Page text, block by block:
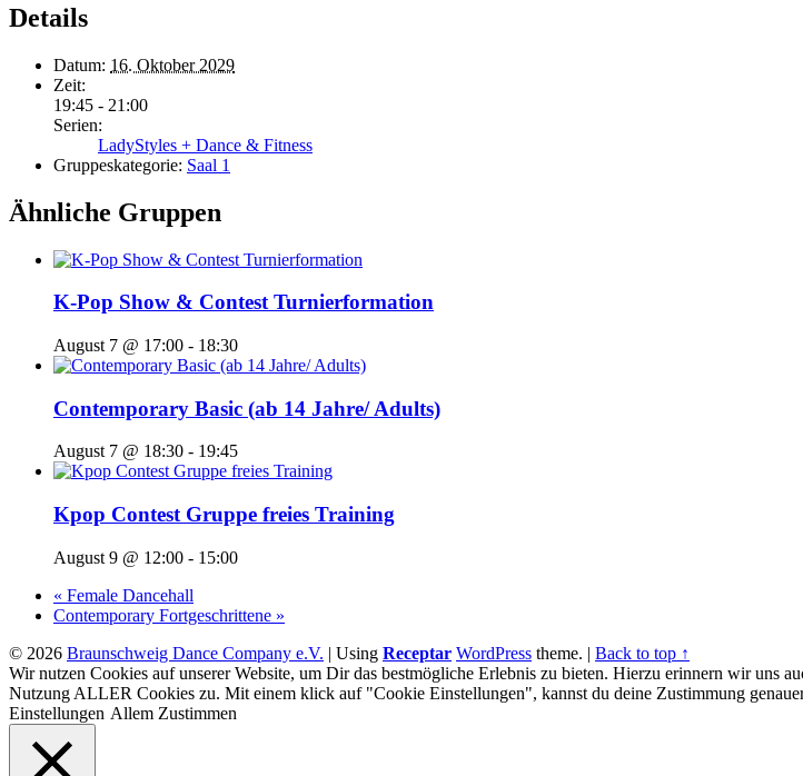
Details
Datum: 16. Oktober 2029
Zeit:
19:45 - 21:00
Serien:
LadyStyles + Dance & Fitness
Gruppeskategorie: Saal 1
Ähnliche Gruppen
K-Pop Show & Contest Turnierformation
August 7 @ 17:00 - 18:30
Contemporary Basic (ab 14 Jahre/ Adults)
August 7 @ 18:30 - 19:45
Kpop Contest Gruppe freies Training
August 9 @ 12:00 - 15:00
« Female Dancehall
Contemporary Fortgeschrittene »
© 2026 Braunschweig Dance Company e.V. | Using Receptar WordPress theme. | Back to top ↑
Wir nutzen Cookies auf unserer Website, um Dir das bestmögliche Erlebnis zu bieten. Hierzu erinnern wir uns
Nutzung ALLER Cookies zu. Mit einem klick auf "Cookie Einstellungen", kannst du deine Zustimmung genauer
Einstellungen Allem Zustimmen